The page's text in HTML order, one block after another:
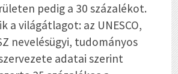
pedig a 30 százalékot.
a világátlagot: az UNESCO,
nevelésügyi, tudományos
adatai szerint